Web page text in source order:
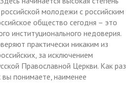
молодежи с российским
общество сегодня – это
институционального недоверия.
практически никаким из
за исключением
Православной Церкви. Как раз
вы понимаете, наименее